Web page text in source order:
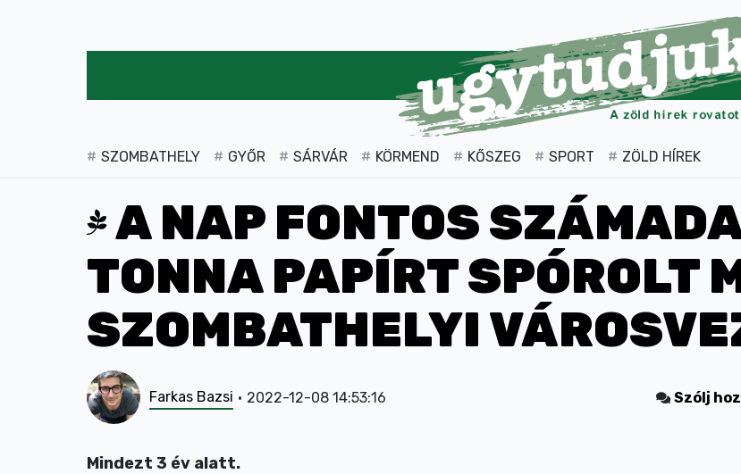
SZOMBATHELY GYŐR SÁRVÁR KÖRMEND KŐSZEG SPORT ZÖLD HÍREK
A NAP FONTOS
TONNA PAPÍRT SPÓROLT
SZOMBATHELYI
Farkas Bazsi 2022-12-08 14:53:16 Szólj
Mindezt 3 év alatt.